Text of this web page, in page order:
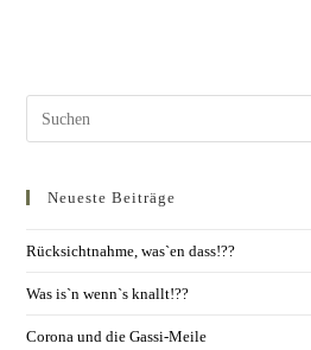
Neueste Beiträge
Rücksichtnahme, was`en dass!??
Was is`n wenn`s knallt!??
Corona und die Gassi-Meile